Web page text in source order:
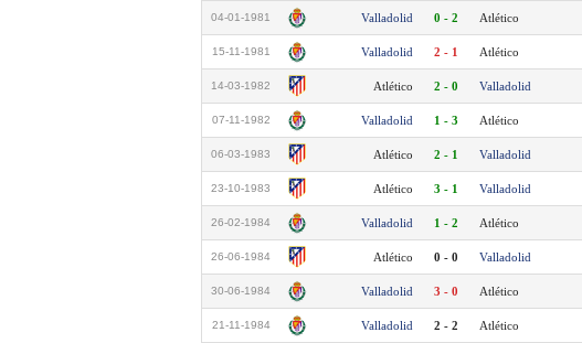
04-01-1981 Valladolid 0 - 2 Atlético
15-11-1981 Valladolid 2 - 1 Atlético
14-03-1982 Atlético 2 - 0 Valladolid
07-11-1982 Valladolid 1 - 3 Atlético
06-03-1983 Atlético 2 - 1 Valladolid
23-10-1983 Atlético 3 - 1 Valladolid
26-02-1984 Valladolid 1 - 2 Atlético
26-06-1984 Atlético 0 - 0 Valladolid
30-06-1984 Valladolid 3 - 0 Atlético
21-11-1984 Valladolid 2 - 2 Atlético